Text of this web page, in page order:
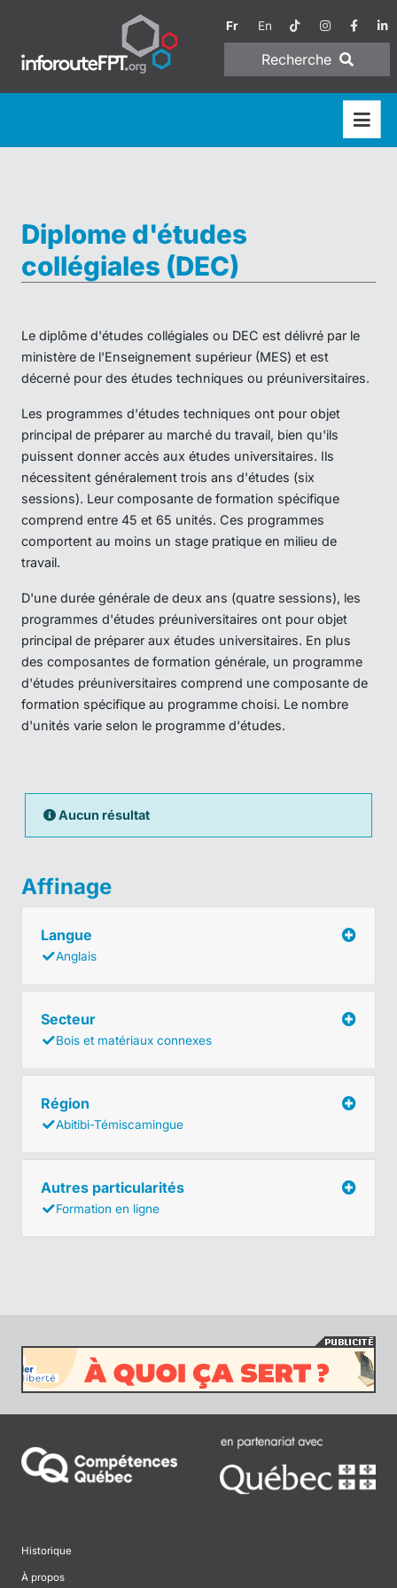
Fr En
Recherche
Diplome d'études
collégiales (DEC)
Le diplôme d'études collégiales ou DEC est délivré par le
ministère de l'Enseignement supérieur (MES) et est
décerné pour des études techniques ou préuniversitaires.
Les programmes d'études techniques ont pour objet
principal de préparer au marché du travail, bien qu'ils
puissent donner accès aux études universitaires. Ils
nécessitent généralement trois ans d'études (six
sessions). Leur composante de formation spécifique
comprend entre 45 et 65 unités. Ces programmes
comportent au moins un stage pratique en milieu de
travail.
D'une durée générale de deux ans (quatre sessions), les
programmes d'études préuniversitaires ont pour objet
principal de préparer aux études universitaires. En plus
des composantes de formation générale, un programme
d'études préuniversitaires comprend une composante de
formation spécifique au programme choisi. Le nombre
d'unités varie selon le programme d'études.
Aucun résultat
Affinage
Langue
Anglais
Secteur
Bois et matériaux connexes
Région
Abitibi-Témiscamingue
Autres particularités
Formation en ligne
Historique
À propos